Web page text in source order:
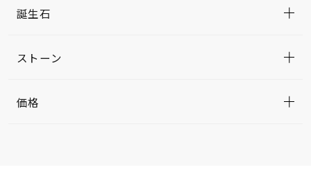
誕生石
ストーン
価格